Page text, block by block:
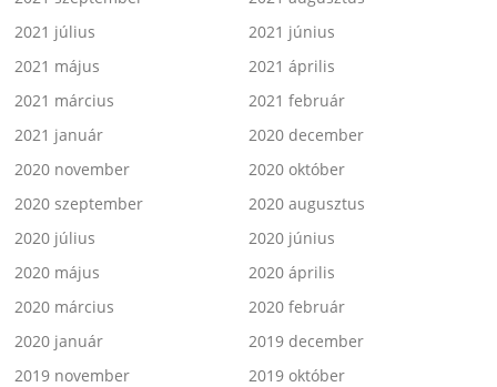
2021 július
2021 június
2021 május
2021 április
2021 március
2021 február
2021 január
2020 december
2020 november
2020 október
2020 szeptember
2020 augusztus
2020 július
2020 június
2020 május
2020 április
2020 március
2020 február
2020 január
2019 december
2019 november
2019 október